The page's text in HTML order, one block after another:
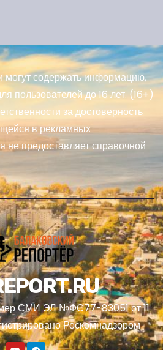
могут содержать информацию,
пользователей до 16 лет. (16+)
за достоверность
в рекламных
не предоставляет справочной
СМИ ЭЛ №ФС77-83051 от 11
Роскомнадзором